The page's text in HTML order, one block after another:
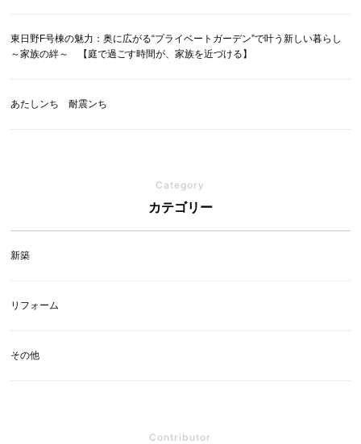
東日野F号棟の魅力：奥に広がる“プライベートガーデン”で叶う新しい暮らし
～家族の絆～ 【庭で過ごす時間が、家族を近づける】
あたしンち 耐震ンち
Category
カテゴリー
新築
リフォーム
その他
Contributor